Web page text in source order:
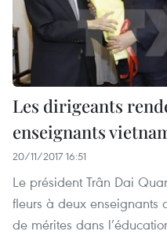
Les dirigeants
enseignants
20/11/2017 16:51
Le président Trân Dai
fleurs à deux enseignants
de mérites dans